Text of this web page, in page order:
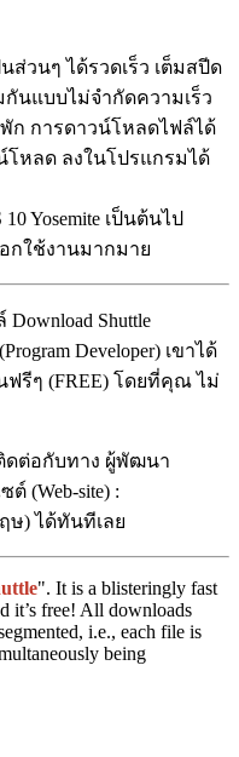
ส่วนๆ ได้รวดเร็ว เต็มสปีด
นแบบไม่จำกัดความเร็ว
ก การดาวน์โหลดไฟล์ได้
โหลด ลงในโปรแกรมได้
Yosemite เป็นต้นไป
กใช้งานมากมาย
Shuttle
Developer) เขาได้
รีๆ (FREE) โดยที่คุณ ไม่
ดต่อกับทาง ผู้พัฒนา
(Web-site) :
ฤษ) ได้ทันทีเลย
". It is a blisteringly fast
it’s free! All downloads
i.e., each file is
being